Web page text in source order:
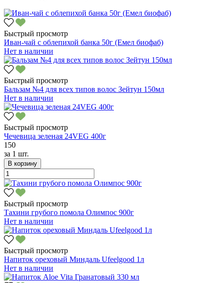
Быстрый просмотр
Иван-чай с облепихой банка 50г (Емел биофаб)
Нет в наличии
Быстрый просмотр
Бальзам №4 для всех типов волос Зейтун 150мл
Нет в наличии
Быстрый просмотр
Чечевица зеленая 24VEG 400г
150
за 1 шт.
В корзину
Быстрый просмотр
Тахини грубого помола Олимпос 900г
Нет в наличии
Быстрый просмотр
Напиток ореховый Миндаль Ufeelgood 1л
Нет в наличии